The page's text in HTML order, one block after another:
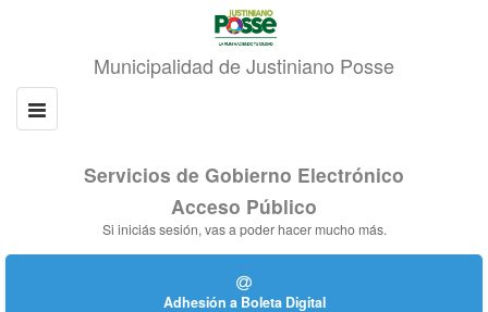
Servicios de Gobierno Electrónico
Acceso Público
Si iniciás sesión, vas a poder hacer mucho más.
Adhesión a Boleta Digital